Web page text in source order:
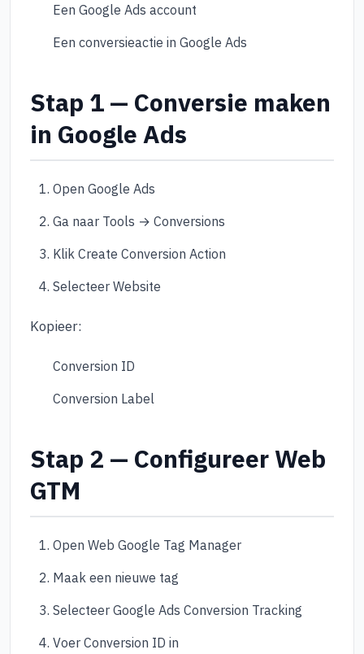
Een Google Ads account
Een conversieactie in Google Ads
Stap 1 — Conversie maken
in Google Ads
Open Google Ads
Ga naar Tools → Conversions
Klik Create Conversion Action
Selecteer Website
Kopieer:
Conversion ID
Conversion Label
Stap 2 — Configureer Web
GTM
Open Web Google Tag Manager
Maak een nieuwe tag
Selecteer Google Ads Conversion Tracking
Voer Conversion ID in